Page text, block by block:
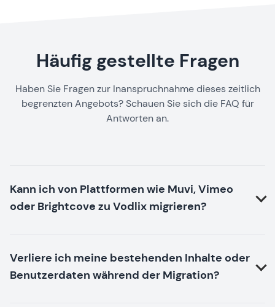
Häufig gestellte Fragen
Haben Sie Fragen zur Inanspruchnahme dieses zeitlich
begrenzten Angebots? Schauen Sie sich die FAQ für
Antworten an.
Kann ich von Plattformen wie Muvi, Vimeo
oder Brightcove zu Vodlix migrieren?
Verliere ich meine bestehenden Inhalte oder
Benutzerdaten während der Migration?